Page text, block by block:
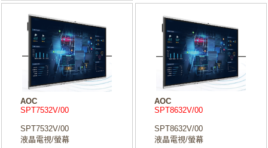
AOC
SPT7532V/00
SPT7532V/00
液晶電視/螢幕
AOC
SPT8632V/00
SPT8632V/00
液晶電視/螢幕